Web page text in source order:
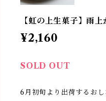
【虹の上生菓子】雨
¥2,160
SOLD OUT
6月初旬より出荷するおし